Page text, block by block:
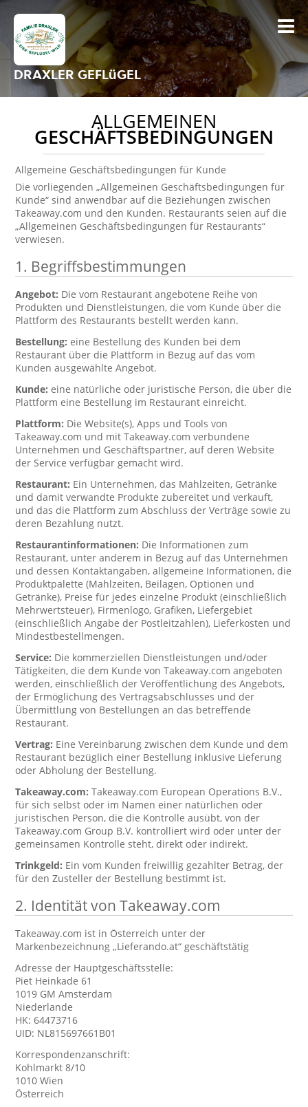
DRAXLER GEFLüGEL
ALLGEMEINEN
GESCHÄFTSBEDINGUNGEN
Allgemeine Geschäftsbedingungen für Kunde
Die vorliegenden „Allgemeinen Geschäftsbedingungen für
Kunde“ sind anwendbar auf die Beziehungen zwischen
Takeaway.com und den Kunden. Restaurants seien auf die
„Allgemeinen Geschäftsbedingungen für Restaurants“
verwiesen.
1. Begriffsbestimmungen
Angebot: Die vom Restaurant angebotene Reihe von
Produkten und Dienstleistungen, die vom Kunde über die
Plattform des Restaurants bestellt werden kann.
Bestellung:eine Bestellung des Kunden bei dem
Restaurant über die Plattform in Bezug auf das vom
Kunden ausgewählte Angebot.
Kunde:eine natürliche oder juristische Person, die über die
Plattform eine Bestellung im Restaurant einreicht.
Plattform: Die Website(s), Apps und Tools von
Takeaway.com und mit Takeaway.com verbundene
Unternehmen und Geschäftspartner, auf deren Website
der Service verfügbar gemacht wird.
Restaurant: Ein Unternehmen, das Mahlzeiten, Getränke
und damit verwandte Produkte zubereitet und verkauft,
und das die Plattform zum Abschluss der Verträge sowie zu
deren Bezahlung nutzt.
Restaurantinformationen: Die Informationen zum
Restaurant, unter anderem in Bezug auf das Unternehmen
und dessen Kontaktangaben, allgemeine Informationen, die
Produktpalette (Mahlzeiten, Beilagen, Optionen und
Getränke), Preise für jedes einzelne Produkt (einschließlich
Mehrwertsteuer), Firmenlogo, Grafiken, Liefergebiet
(einschließlich Angabe der Postleitzahlen), Lieferkosten und
Mindestbestellmengen.
Service: Die kommerziellen Dienstleistungen und/oder
Tätigkeiten, die dem Kunde von Takeaway.com angeboten
werden, einschließlich der Veröffentlichung des Angebots,
der Ermöglichung des Vertragsabschlusses und der
Übermittlung von Bestellungen an das betreffende
Restaurant.
Vertrag: Eine Vereinbarung zwischen dem Kunde und dem
Restaurant bezüglich einer Bestellung inklusive Lieferung
oder Abholung der Bestellung.
Takeaway.com:Takeaway.com European Operations B.V.,
für sich selbst oder im Namen einer natürlichen oder
juristischen Person, die die Kontrolle ausübt, von der
Takeaway.com Group B.V. kontrolliert wird oder unter der
gemeinsamen Kontrolle steht, direkt oder indirekt.
Trinkgeld: Ein vom Kunden freiwillig gezahlter Betrag, der
für den Zusteller der Bestellung bestimmt ist.
2. Identität von Takeaway.com
Takeaway.com ist in Österreich unter der
Markenbezeichnung „Lieferando.at“ geschäftstätig
Adresse der Hauptgeschäftsstelle:
Piet Heinkade 61
1019 GM Amsterdam
Niederlande
HK: 64473716
UID: NL815697661B01
Korrespondenzanschrift:
Kohlmarkt 8/10
1010 Wien
Österreich